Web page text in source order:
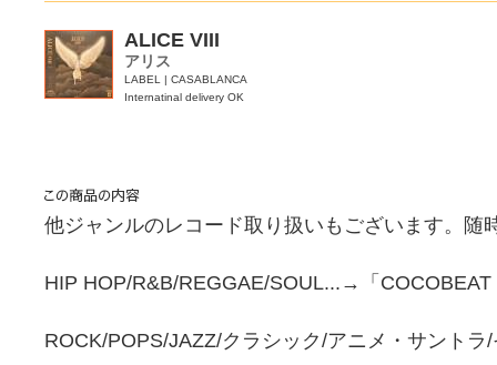
ALICE VIII
アリス
LABEL | CASABLANCA
Internatinal delivery OK
他ジャンルのレコード取り扱いもございます。随
HIP HOP/R&B/REGGAE/SOUL...→「COCOBEAT
ROCK/POPS/JAZZ/クラシック/アニメ・サント